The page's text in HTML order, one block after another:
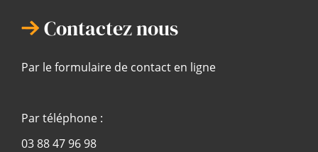
Contactez nous
Par le formulaire de contact en ligne
Par téléphone :
03 88 47 96 98